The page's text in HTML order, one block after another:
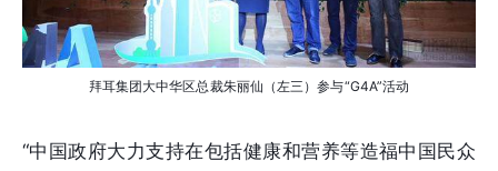
拜耳集团大中华区总裁朱丽仙（左三）参与“G4A”活动
“中国政府大力支持在包括健康和营养等造福中国民众